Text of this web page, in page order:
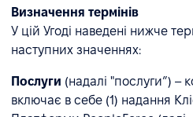
Визначення термінів
У цій Угоді наведені нижче
наступних значеннях:
Послуги (надалі "послуги”) –
включає в себе (1) надання